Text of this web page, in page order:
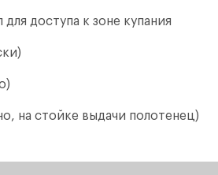
доступа к зоне купания
на стойке выдачи полотенец)